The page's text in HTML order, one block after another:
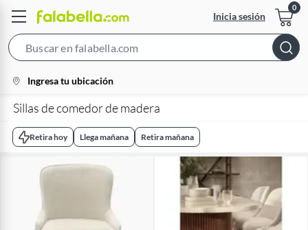
Inicia sesión
Bar
location-
icon
Ingresa tu ubicación
Sillas de comedor de madera
Retira hoy Llega mañana Retira mañana